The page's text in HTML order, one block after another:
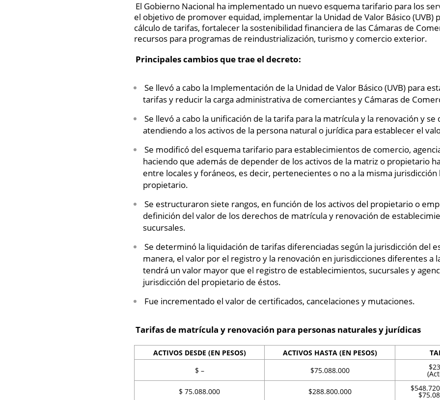
El Gobierno Nacional ha implementado un nuevo esquema tarifario para los
el objetivo de promover equidad, implementar la Unidad de Valor Básico (UVB)
cálculo de tarifas, fortalecer la sostenibilidad financiera de las Cámaras de
recursos para programas de reindustrialización, turismo y comercio exterior.
Principales cambios que trae el decreto:
Se llevó a cabo la Implementación de la Unidad de Valor Básico (UVB) para
tarifas y reducir la carga administrativa de comerciantes y Cámaras de
Se llevó a cabo la unificación de la tarifa para la matrícula y la renovación y
atendiendo a los activos de la persona natural o jurídica para establecer el
Se modificó del esquema tarifario para establecimientos de comercio,
haciendo que además de depender de los activos de la matriz o propietario
entre locales y foráneos, es decir, pertenecientes o no a la misma jurisdicción
propietario.
Se estructuraron siete rangos, en función de los activos del propietario o
definición del valor de los derechos de matrícula y renovación de
sucursales.
Se determinó la liquidación de tarifas diferenciadas según la jurisdicción del
manera, el valor por el registro y la renovación en jurisdicciones diferentes a
tendrá un valor mayor que el registro de establecimientos, sucursales y
jurisdicción del propietario de éstos.
Fue incrementado el valor de certificados, cancelaciones y mutaciones.
Tarifas de matrícula y renovación para personas naturales y jurídicas
ACTIVOS DESDE (EN PESOS) ACTIVOS HASTA (EN PESOS)
$ –
$75.088.000
$ 75.088.000
$288.800.000